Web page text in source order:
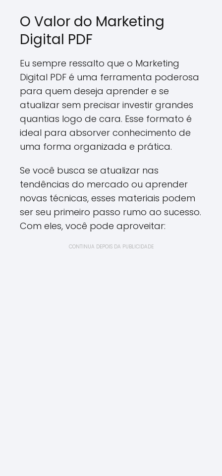
O Valor do Marketing
Digital PDF
Eu sempre ressalto que o Marketing
Digital PDF é uma ferramenta poderosa
para quem deseja aprender e se
atualizar sem precisar investir grandes
quantias logo de cara. Esse formato é
ideal para absorver conhecimento de
uma forma organizada e prática.
Se você busca se atualizar nas
tendências do mercado ou aprender
novas técnicas, esses materiais podem
ser seu primeiro passo rumo ao sucesso.
Com eles, você pode aproveitar:
CONTINUA DEPOIS DA PUBLICIDADE